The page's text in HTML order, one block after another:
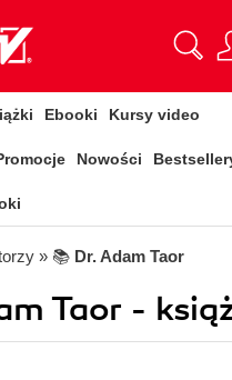
Ebooki Kursy video
Nowości
» 📚 Dr. Adam Taor
Taor -